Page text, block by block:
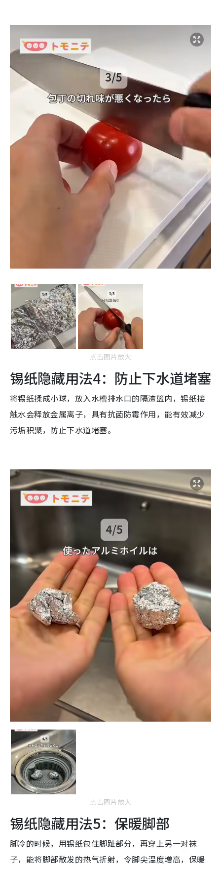
点击图片放大
锡纸隐藏用法4：防止下水道堵塞
将锡纸揉成小球，放入水槽排水口的隔渣篮内，锡纸接
触水会释放金属离子，具有抗菌防霉作用，能有效减少
污垢积聚，防止下水道堵塞。
点击图片放大
锡纸隐藏用法5：保暖脚部
脚冷的时候，用锡纸包住脚趾部分，再穿上另一对袜
子，能将脚部散发的热气折射，令脚尖温度增高，保暖